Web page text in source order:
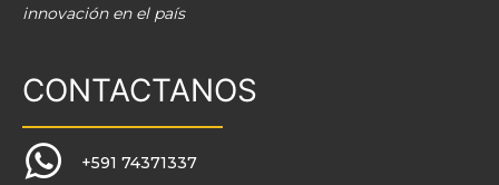
innovación en el país
CONTACTANOS
+591 74371337